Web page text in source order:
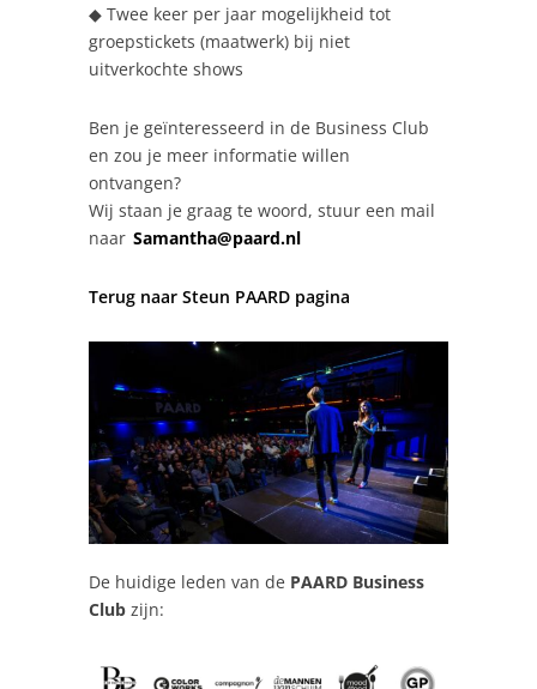
◆ Twee keer per jaar mogelijkheid tot
groepstickets (maatwerk) bij niet
uitverkochte shows
Ben je geïnteresseerd in de Business Club
en zou je meer informatie willen
ontvangen?
Wij staan je graag te woord, stuur een mail
naar Samantha@paard.nl
Terug naar Steun PAARD pagina
De huidige leden van de PAARD Business
Club zijn: